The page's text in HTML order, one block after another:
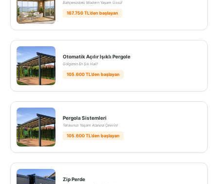
Bahçenizdeki Modern Yaşam Üssü!
167.750 TL’den başlayan
Otomatik Açılır Işıklı Pergole
Gölgenin En Şık Hali!
105.600 TL’den başlayan
Pergola Sistemleri
Terasınızı Yaşam Alanına Çevirin!
105.600 TL’den başlayan
Zip Perde